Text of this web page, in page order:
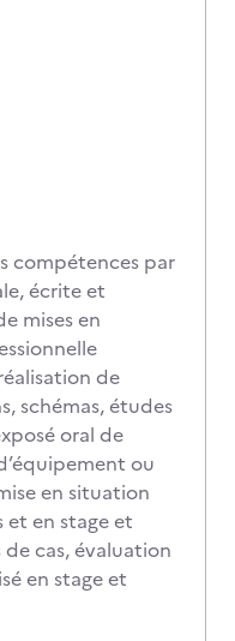
compétences par
écrite et
mises en
de
schémas, études
oral de
ou
en situation
et en stage et
cas, évaluation
en stage et